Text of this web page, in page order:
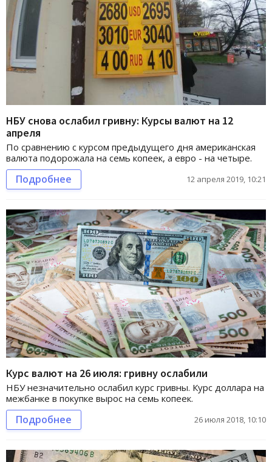
НБУ снова ослабил гривну: Курсы валют на 12
апреля
По сравнению с курсом предыдущего дня американская
валюта подорожала на семь копеек, а евро - на четыре.
Подробнее 12 апреля 2019, 10:21
Курс валют на 26 июля: гривну ослабили
НБУ незначительно ослабил курс гривны. Курс доллара на
межбанке в покупке вырос на семь копеек.
Подробнее 26 июля 2018, 10:10